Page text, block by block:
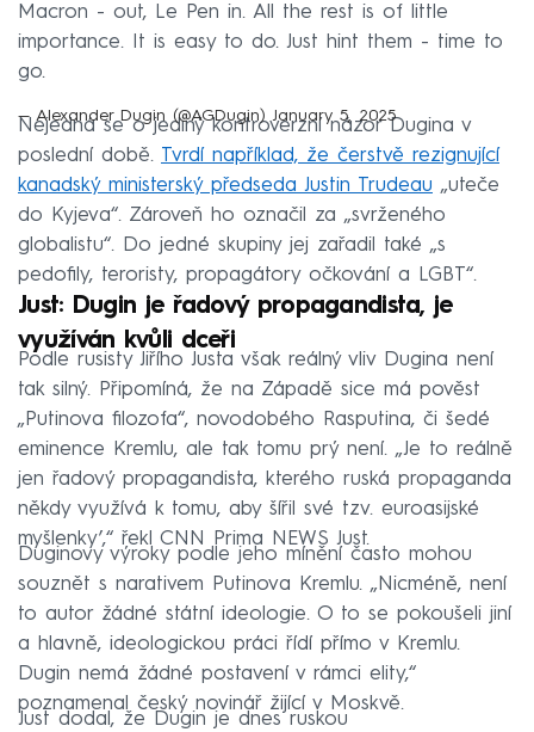
Macron - out, Le Pen in. All the rest is of little
importance. It is easy to do. Just hint them - time to
go.
— Alexander Dugin (@AGDugin) January 5, 2025
Nejedná se o jediný kontroverzní názor Dugina v
poslední době. Tvrdí například, že čerstvě rezignující
kanadský ministerský předseda Justin Trudeau „uteče
do Kyjeva“. Zároveň ho označil za „svrženého
globalistu“. Do jedné skupiny jej zařadil také „s
pedofily, teroristy, propagátory očkování a LGBT“.
Just: Dugin je řadový propagandista, je
využíván kvůli dceři
Podle rusisty Jiřího Justa však reálný vliv Dugina není
tak silný. Připomíná, že na Západě sice má pověst
„Putinova filozofa“, novodobého Rasputina, či šedé
eminence Kremlu, ale tak tomu prý není. „Je to reálně
jen řadový propagandista, kterého ruská propaganda
někdy využívá k tomu, aby šířil své tzv. euroasijské
myšlenky’,“ řekl CNN Prima NEWS Just.
Duginovy výroky podle jeho mínění často mohou
souznět s narativem Putinova Kremlu. „Nicméně, není
to autor žádné státní ideologie. O to se pokoušeli jiní
a hlavně, ideologickou práci řídí přímo v Kremlu.
Dugin nemá žádné postavení v rámci elity,“
poznamenal český novinář žijící v Moskvě.
Just dodal, že Dugin je dnes ruskou